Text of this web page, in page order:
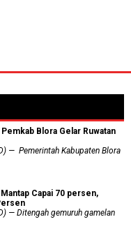
Blora Gelar Ruwatan
— Pemerintah Kabupaten Blora
Capai 70 persen,
— Ditengah gemuruh gamelan